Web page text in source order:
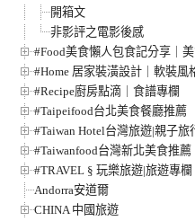
開箱文
非影評之電影後感
#Food美食懶人包食記分享｜
#Home 居家裝潢設計｜軟裝風
#Recipe廚房點滴｜食譜專欄
#Taipeifood台北美食餐廳推薦
#Taiwan Hotel台灣旅遊|親子旅
#Taiwanfood台灣新北美食推薦
#TRAVEL § 玩樂旅遊|旅遊專欄
Andorra安道爾
CHINA 中國旅遊